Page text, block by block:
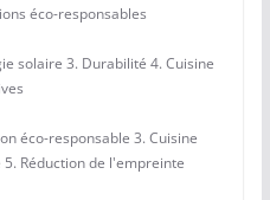
éco-responsables
solaire 3. Durabilité 4. Cuisine
éco-responsable 3. Cuisine
Réduction de l'empreinte